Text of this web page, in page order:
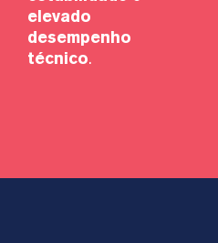
elevado
desempenho
técnico.